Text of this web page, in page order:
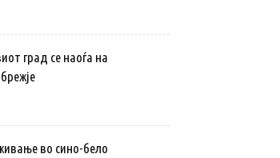
град се наоѓа на
во сино-бело